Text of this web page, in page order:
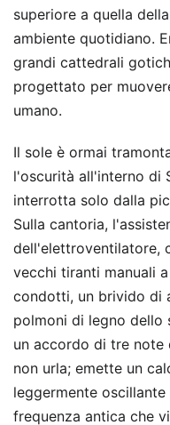
superiore a quella
ambiente quotidiano.
grandi cattedrali
progettato per
umano.
Il sole è ormai
l'oscurità all'interno di
interrotta solo dalla
Sulla cantoria,
dell'elettroventilatore,
vecchi tiranti manuali
condotti, un brivido di
polmoni di legno dello
un accordo di tre note
non urla; emette un
leggermente
frequenza antica che